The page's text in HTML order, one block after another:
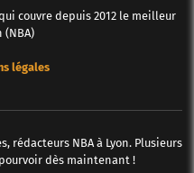
couvre depuis 2012 le meilleur
légales
rédacteurs NBA à Lyon. Plusieurs
dès maintenant !